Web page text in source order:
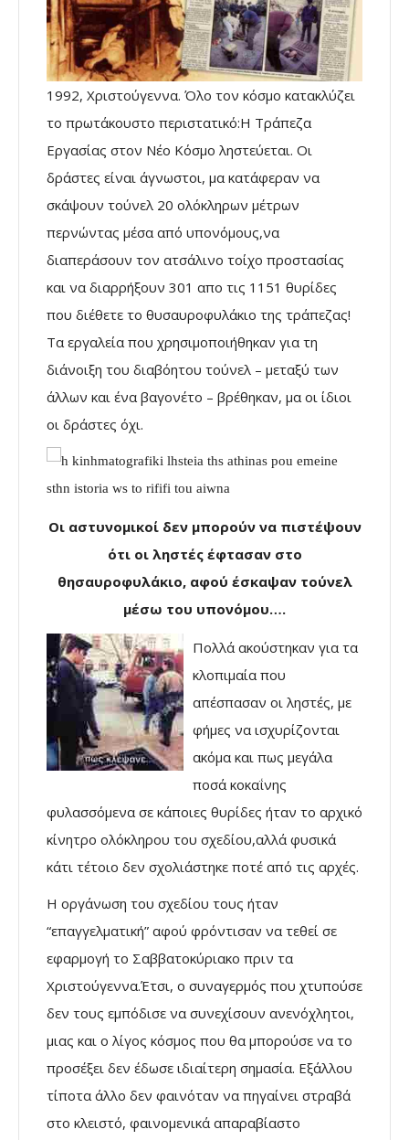
1992, Χριστούγεννα. Όλο τον κόσμο κατακλύζει
το πρωτάκουστο περιστατικό:Η Τράπεζα
Εργασίας στον Νέο Κόσμο ληστεύεται. Οι
δράστες είναι άγνωστοι, μα κατάφεραν να
σκάψουν τούνελ 20 ολόκληρων μέτρων
περνώντας μέσα από υπονόμους,να
διαπεράσουν τον ατσάλινο τοίχο προστασίας
και να διαρρήξουν 301 απο τις 1151 θυρίδες
που διέθετε το θυσαυροφυλάκιο της τράπεζας!
Τα εργαλεία που χρησιμοποιήθηκαν για τη
διάνοιξη του διαβόητου τούνελ – μεταξύ των
άλλων και ένα βαγονέτο – βρέθηκαν, μα οι ίδιοι
οι δράστες όχι.
Οι αστυνομικοί δεν μπορούν να πιστέψουν
ότι οι ληστές έφτασαν στο
θησαυροφυλάκιο, αφού έσκαψαν τούνελ
μέσω του υπονόμου….
Πολλά ακούστηκαν για τα
κλοπιμαία που
απέσπασαν οι ληστές, με
φήμες να ισχυρίζονται
ακόμα και πως μεγάλα
ποσά κοκαΐνης
φυλασσόμενα σε κάποιες θυρίδες ήταν το αρχικό
κίνητρο ολόκληρου του σχεδίου,αλλά φυσικά
κάτι τέτοιο δεν σχολιάστηκε ποτέ από τις αρχές.
Η οργάνωση του σχεδίου τους ήταν
“επαγγελματική” αφού φρόντισαν να τεθεί σε
εφαρμογή το Σαββατοκύριακο πριν τα
Χριστούγεννα.Έτσι, ο συναγερμός που χτυπούσε
δεν τους εμπόδισε να συνεχίσουν ανενόχλητοι,
μιας και ο λίγος κόσμος που θα μπορούσε να το
προσέξει δεν έδωσε ιδιαίτερη σημασία. Εξάλλου
τίποτα άλλο δεν φαινόταν να πηγαίνει στραβά
στο κλειστό, φαινομενικά απαραβίαστο